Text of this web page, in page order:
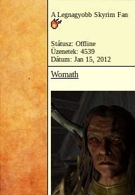
A Legnagyobb Skyrim Fan
Státusz: Offline
Üzenetek: 4539
Dátum: Jan 15, 2012
Womath